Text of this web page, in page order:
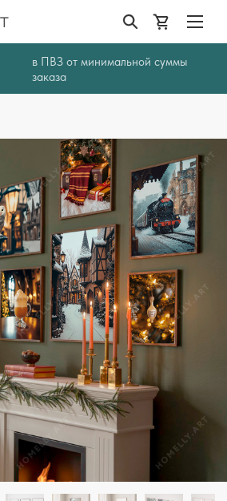
в ПВЗ от минимальной суммы
заказа